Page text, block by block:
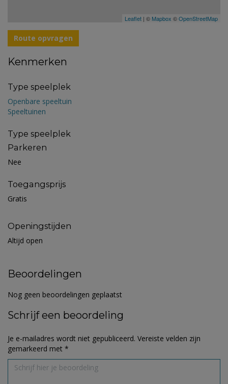
Leaflet | © Mapbox ©OpenStreetMap
Route opvragen
Kenmerken
Type speelplek
Openbare speeltuin
Speeltuinen
Type speelplek
Parkeren
Nee
Toegangsprijs
Gratis
Openingstijden
Altijd open
Beoordelingen
Nog geen beoordelingen geplaatst
Schrijf een beoordeling
Je e-mailadres wordt niet gepubliceerd. Vereiste velden zijn
gemarkeerd met *